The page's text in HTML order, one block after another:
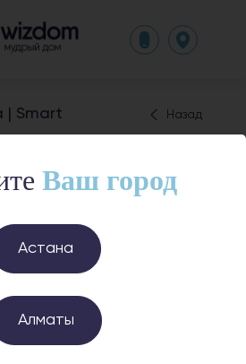
Ваш город
Астана
Алматы
Назад
| Smart